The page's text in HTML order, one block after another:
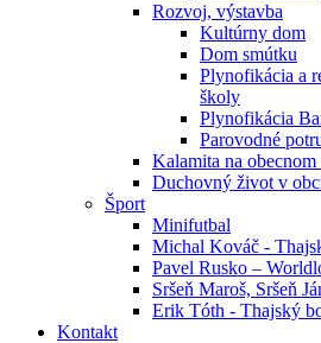
Rozvoj, výstavba
Kultúrny dom
Dom smútku
Plynofikácia a
školy
Plynofikácia
Parovodné
Kalamita na
Duchovný život v
Šport
Minifutbal
Michal Kováč -
Pavel Rusko –
Sršeň Maroš, Sršeň
Erik Tóth - Thajský
Kontakt